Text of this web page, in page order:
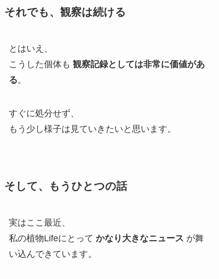
それでも、観察は続ける
とはいえ、
こうした個体も 観察記録としては非常に価値があ
る。
すぐに処分せず、
もう少し様子は見ていきたいと思います。
そして、もうひとつの話
実はここ最近、
私の植物Lifeにとって かなり大きなニュース が舞
い込んできています。